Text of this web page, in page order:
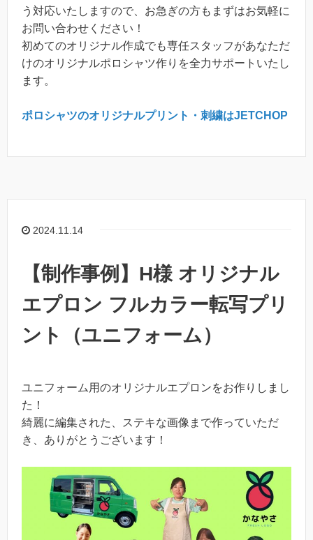
う対応いたしますので、お急ぎの方もまずはお気軽に
お問い合わせください！
初めてのオリジナル作成でも専任スタッフがあなただ
けのオリジナルポロシャツ作りを全力サポートいたし
ます。
ポロシャツのオリジナルプリント・刺繍はJETCHOP
2024.11.14
【制作事例】H様 オリジナル
エプロン フルカラー転写プリ
ント（ユニフォーム）
ユニフォーム用のオリジナルエプロンをお作りしまし
た！
綺麗に編集された、ステキな画像まで作っていただ
き、ありがとうございます！